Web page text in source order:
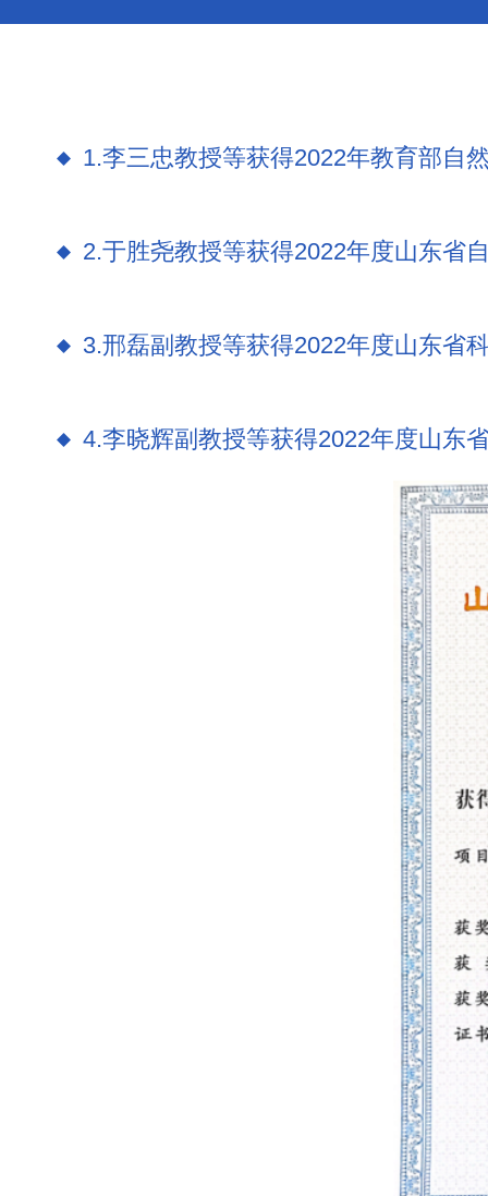
1.李三忠教授等获得2022年教育部自
2.于胜尧教授等获得2022年度山东省
3.邢磊副教授等获得2022年度山东省
4.李晓辉副教授等获得2022年度山东